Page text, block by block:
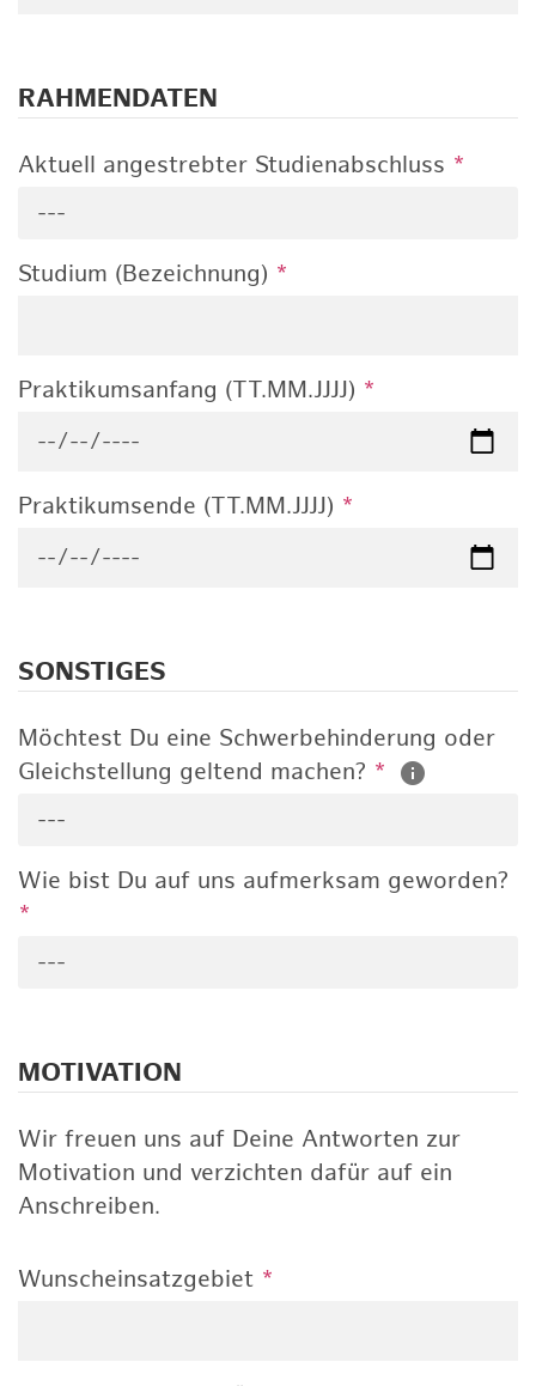
RAHMENDATEN
Aktuell angestrebter Studienabschluss *
---
Studium (Bezeichnung) *
Praktikumsanfang (TT.MM.JJJJ) *
Praktikumsende (TT.MM.JJJJ) *
SONSTIGES
Möchtest Du eine Schwerbehinderung oder
Gleichstellung geltend machen? *
---
Wie bist Du auf uns aufmerksam geworden?
*
---
MOTIVATION
Wir freuen uns auf Deine Antworten zur
Motivation und verzichten dafür auf ein
Anschreiben.
Wunscheinsatzgebiet *